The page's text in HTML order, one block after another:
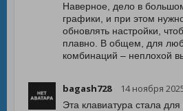
Наверное, дело в
графики, и при этом
обновлять настройки,
плавно. В общем, для
комбинаций – неплохой
bagash728 14 ноября
Эта клавиатура стала